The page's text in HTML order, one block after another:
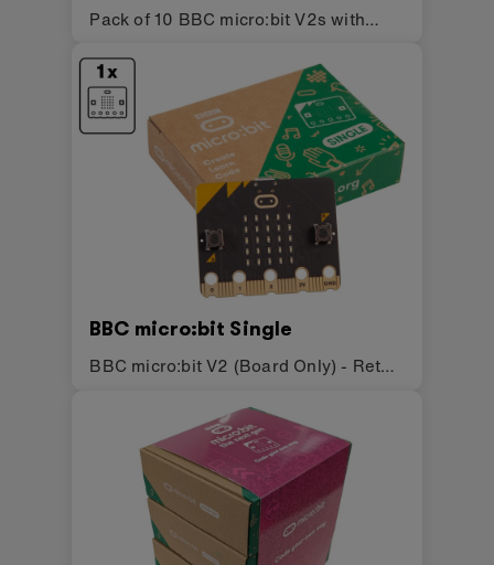
Pack of 10 BBC micro:bit V2s with
BBC micro:bit Single
BBC micro:bit V2 (Board Only) - Retail